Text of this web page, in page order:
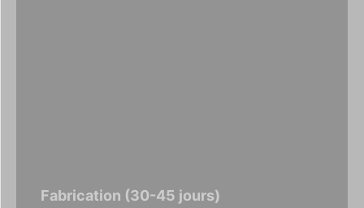
Fabrication (30-45 jours)